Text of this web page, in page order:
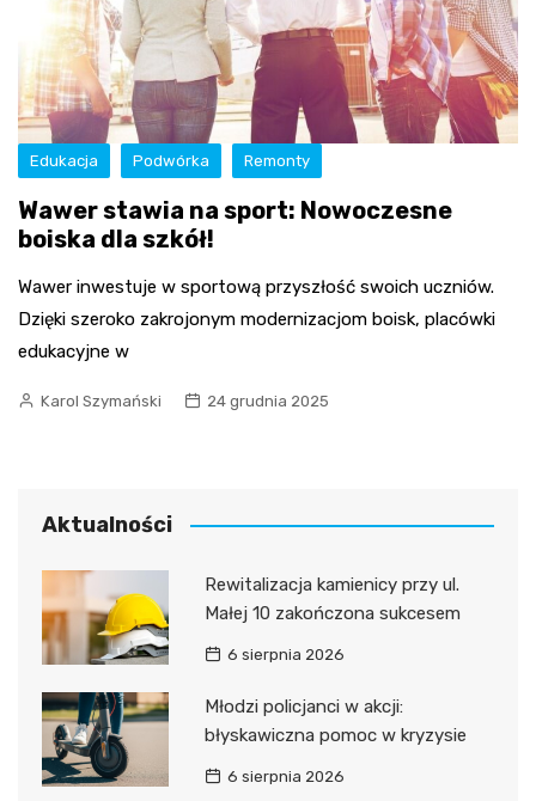
Edukacja Podwórka Remonty
Wawer stawia na sport: Nowoczesne
boiska dla szkół!
Wawer inwestuje w sportową przyszłość swoich uczniów.
Dzięki szeroko zakrojonym modernizacjom boisk, placówki
edukacyjne w
Karol Szymański 24 grudnia 2025
Aktualności
Rewitalizacja kamienicy przy ul.
Małej 10 zakończona sukcesem
6 sierpnia 2026
Młodzi policjanci w akcji:
błyskawiczna pomoc w kryzysie
6 sierpnia 2026